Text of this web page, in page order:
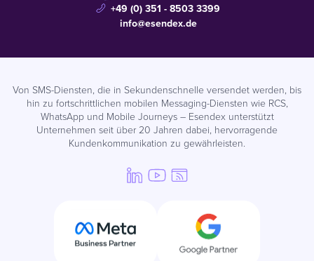
+49 (0) 351 - 8503 3399
info@esendex.de
Von SMS-Diensten, die in Sekundenschnelle versendet werden, bis
hin zu fortschrittlichen mobilen Messaging-Diensten wie RCS,
WhatsApp und Mobile Journeys – Esendex unterstützt
Unternehmen seit über 20 Jahren dabei, hervorragende
Kundenkommunikation zu gewährleisten.